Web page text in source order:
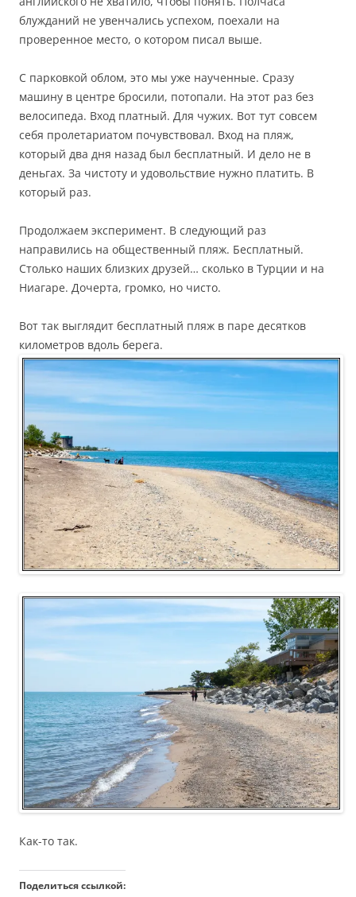
блужданий не увенчались успехом, поехали на
проверенное место, о котором писал выше.
С парковкой облом, это мы уже наученные. Сразу
машину в центре бросили, потопали. На этот раз без
велосипеда. Вход платный. Для чужих. Вот тут совсем
себя пролетариатом почувствовал. Вход на пляж,
который два дня назад был бесплатный. И дело не в
деньгах. За чистоту и удовольствие нужно платить. В
который раз.
Продолжаем эксперимент. В следующий раз
направились на общественный пляж. Бесплатный.
Столько наших близких друзей… сколько в Турции и на
Ниагаре. Дочерта, громко, но чисто.
Вот так выглядит бесплатный пляж в паре десятков
километров вдоль берега.
Как-то так.
Поделиться ссылкой: